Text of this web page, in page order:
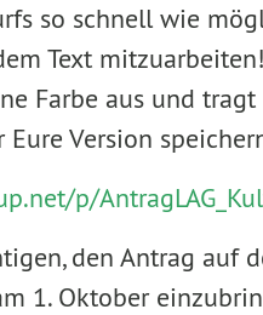
so schnell wie
Text
Farbe aus und
Version
p/
den Antrag auf
1. Oktober